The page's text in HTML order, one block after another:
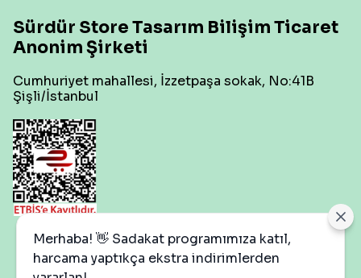
Sürdür Store Tasarım Bilişim Ticaret
Anonim Şirketi
Cumhuriyet mahallesi, İzzetpaşa sokak, No:41B
Şişli/İstanbul
Merhaba! 👋 Sadakat programımıza katıl,
harcama yaptıkça ekstra indirimlerden